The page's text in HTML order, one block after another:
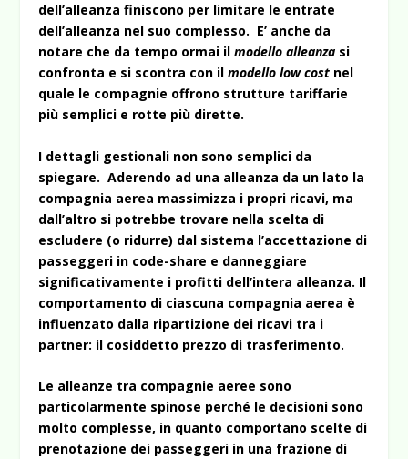
dell’alleanza finiscono per limitare le entrate
dell’alleanza nel suo complesso. E’ anche da
notare che da tempo ormai ilmodello alleanza si
confronta e si scontra con ilmodello low cost nel
quale le compagnie offrono strutture tariffarie
più semplici e rotte più dirette.
I dettagli gestionali non sono semplici da
spiegare. Aderendo ad una alleanza da un lato la
compagnia aerea massimizza i propri ricavi, ma
dall’altro si potrebbe trovare nella scelta di
escludere (o ridurre) dal sistema l’accettazione di
passeggeri in code-share e danneggiare
significativamente i profitti dell’intera alleanza. Il
comportamento di ciascuna compagnia aerea è
influenzato dalla ripartizione dei ricavi tra i
partner: il cosiddetto prezzo di trasferimento.
Le alleanze tra compagnie aeree sono
particolarmente spinose perché le decisioni sono
molto complesse, in quanto comportano scelte di
prenotazione dei passeggeri in una frazione di